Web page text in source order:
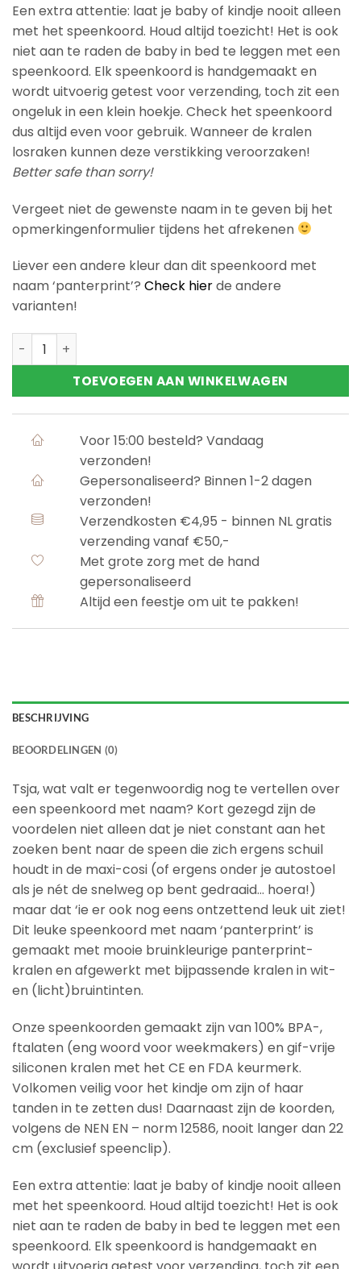
Een extra attentie: laat je baby of kindje nooit alleen
met het speenkoord. Houd altijd toezicht! Het is ook
niet aan te raden de baby in bed te leggen met een
speenkoord. Elk speenkoord is handgemaakt en
wordt uitvoerig getest voor verzending, toch zit een
ongeluk in een klein hoekje. Check het speenkoord
dus altijd even voor gebruik. Wanneer de kralen
losraken kunnen deze verstikking veroorzaken!
Better safe than sorry!
Vergeet niet de gewenste naam in te geven bij het
opmerkingenformulier tijdens het afrekenen
Liever een andere kleur dan dit speenkoord met
naam ‘panterprint’? Check hierde andere
varianten!
Speenkoord met naam 'Panterprint' aantal
TOEVOEGEN AAN WINKELWAGEN
Voor 15:00 besteld? Vandaag
verzonden!
Gepersonaliseerd? Binnen 1-2 dagen
verzonden!
Verzendkosten €4,95 - binnen NL gratis
verzending vanaf €50,-
Met grote zorg met de hand
gepersonaliseerd
Altijd een feestje om uit te pakken!
BESCHRIJVING
BEOORDELINGEN (0)
Tsja, wat valt er tegenwoordig nog te vertellen over
een speenkoord met naam? Kort gezegd zijn de
voordelen niet alleen dat je niet constant aan het
zoeken bent naar de speen die zich ergens schuil
houdt in de maxi-cosi (of ergens onder je autostoel
als je nét de snelweg op bent gedraaid… hoera!)
maar dat ‘ie er ook nog eens ontzettend leuk uit ziet!
Dit leuke speenkoord met naam ‘panterprint’ is
gemaakt met mooie bruinkleurige panterprint-
kralen en afgewerkt met bijpassende kralen in wit-
en (licht)bruintinten.
Onze speenkoorden gemaakt zijn van 100% BPA-,
ftalaten (eng woord voor weekmakers) en gif-vrije
siliconen kralen met het CE en FDA keurmerk.
Volkomen veilig voor het kindje om zijn of haar
tanden in te zetten dus! Daarnaast zijn de koorden,
volgens de NEN EN – norm 12586, nooit langer dan 22
cm (exclusief speenclip).
Een extra attentie: laat je baby of kindje nooit alleen
met het speenkoord. Houd altijd toezicht! Het is ook
niet aan te raden de baby in bed te leggen met een
speenkoord. Elk speenkoord is handgemaakt en